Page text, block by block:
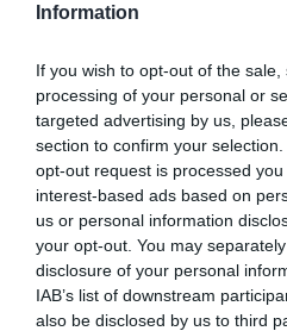
Information
If you wish to opt-out of the
processing of your personal or
targeted advertising by us,
section to confirm your
opt-out request is processed
interest-based ads based on
us or personal information
your opt-out. You may
disclosure of your personal
IAB’s list of downstream
also be disclosed by us to third
Bejegyzés
navigáció
ELŐZŐ
BEJEGYZÉS
30 új
oltakozó egy
nap alatt